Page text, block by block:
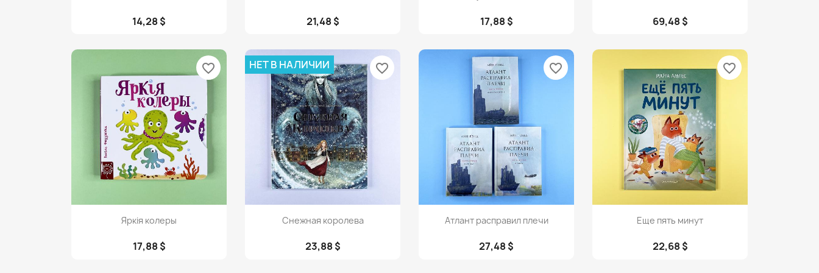
14,28 $ 21,48 $ 17,88 $ 69,48 $
Просмотр
Яркiя колеры
17,88 $
favorite_border
Просмотр
Снежная королева
23,88 $
НЕТ В НАЛИЧИИ favorite_border
Просмотр
Атлант расправил плечи
27,48 $
favorite_border
Просмотр
Еще пять минут
22,68 $
favorite_border